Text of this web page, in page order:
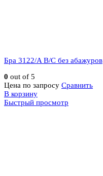
Бра 3122/A B/C без абажуров
0 out of 5
Цена по запросу Сравнить
В корзину
Быстрый просмотр